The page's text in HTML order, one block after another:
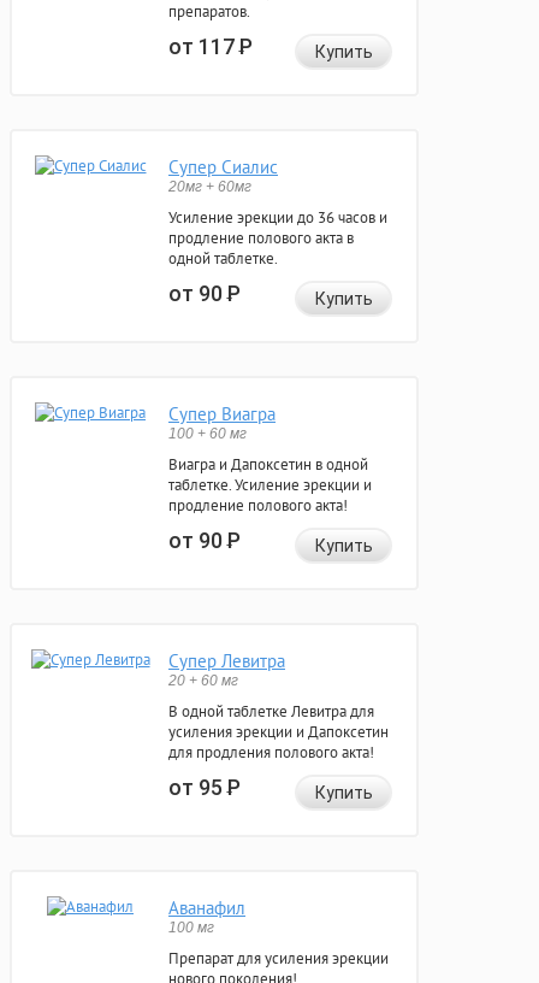
препаратов.
от 117Р Купить
Супер Сиалис
20мг + 60мг
Усиление эрекции до 36 часов и
продление полового акта в
одной таблетке.
от 90Р Купить
Супер Виагра
100 + 60 мг
Виагра и Дапоксетин в одной
таблетке. Усиление эрекции и
продление полового акта!
от 90Р Купить
Супер Левитра
20 + 60 мг
В одной таблетке Левитра для
усиления эрекции и Дапоксетин
для продления полового акта!
от 95Р Купить
Аванафил
100 мг
Препарат для усиления эрекции